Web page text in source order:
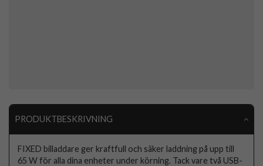
PRODUKTBESKRIVNING
FIXED billaddare ger kraftfull och säker laddning på upp till
65 W för alla dina enheter under körning. Tack vare två USB-